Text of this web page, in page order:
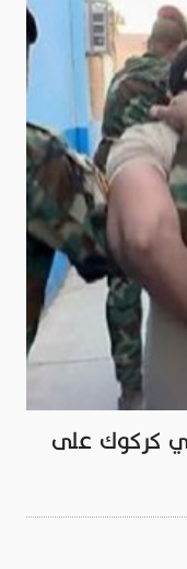
كركوك على